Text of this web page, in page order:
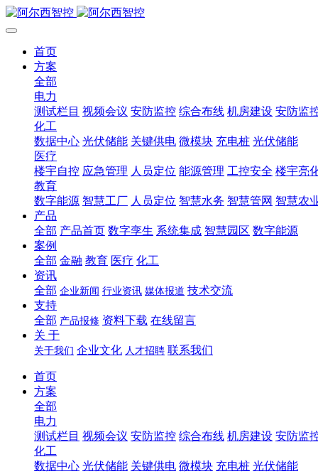
首页
方案
全部
电力
测试栏目 视频会议 安防监控 综合布线 机房建设 安防监
化工
数据中心 光伏储能 关键供电 微模块 充电桩 光伏储能
医疗
楼宇自控 应急管理 人员定位 能源管理 工控安全 楼宇亮
教育
数字能源 智慧工厂 人员定位 智慧水务 智慧管网 智慧农
产品
全部 产品首页 数字孪生 系统集成 智慧园区 数字能源
案例
全部 金融 教育 医疗 化工
资讯
全部 企业新闻 行业资讯 媒体报道 技术交流
支持
全部 产品报修 资料下载 在线留言
关 于
关于我们 企业文化 人才招聘 联系我们
首页
方案
全部
电力
测试栏目 视频会议 安防监控 综合布线 机房建设 安防监
化工
数据中心 光伏储能 关键供电 微模块 充电桩 光伏储能